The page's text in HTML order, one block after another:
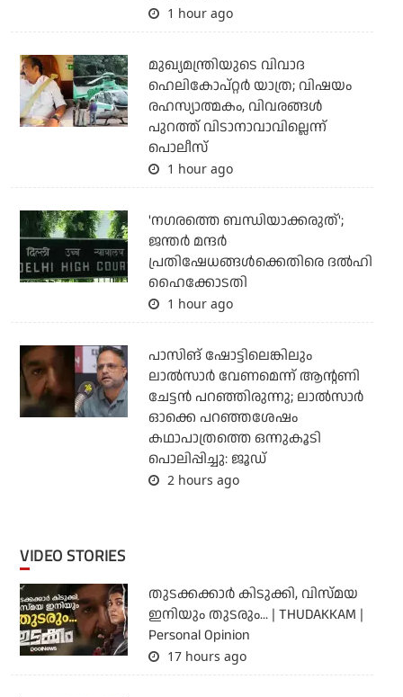
1 hour ago
മുഖ്യമന്ത്രിയുടെ വിവാദ
ഹെലികോപ്റ്റര്‍ യാത്ര; വിഷയം
രഹസ്യാത്മകം, വിവരങ്ങള്‍
പുറത്ത് വിടാനാവാവില്ലെന്ന്
പൊലീസ്
1 hour ago
'നഗരത്തെ ബന്ധിയാക്കരുത്';
ജന്തര്‍ മന്ദര്‍
പ്രതിഷേധങ്ങള്‍ക്കെതിരെ ദല്‍ഹി
ഹൈക്കോടതി
1 hour ago
പാസിങ് ഷോട്ടിലെങ്കിലും
ലാല്‍സാര്‍ വേണമെന്ന് ആന്റണി
ചേട്ടന്‍ പറഞ്ഞിരുന്നു; ലാല്‍സാര്‍
ഓക്കെ പറഞ്ഞശേഷം
കഥാപാത്രത്തെ ഒന്നുകൂടി
പൊലിപ്പിച്ചു: ജൂഡ്
2 hours ago
VIDEO STORIES
തുടക്കക്കാര്‍ കിടുക്കി, വിസ്മയ
ഇനിയും തുടരും... | THUDAKKAM |
Personal Opinion
17 hours ago